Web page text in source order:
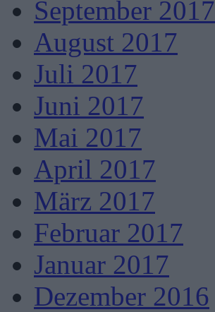
September 2017
August 2017
Juli 2017
Juni 2017
Mai 2017
April 2017
März 2017
Februar 2017
Januar 2017
Dezember 2016